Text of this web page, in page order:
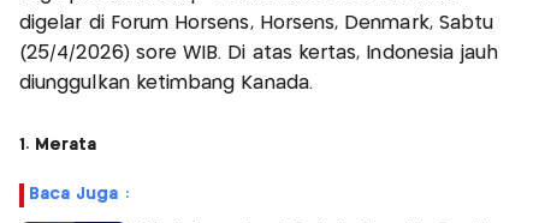
digelar di Forum Horsens, Horsens, Denmark, Sabtu
(25/4/2026) sore WIB. Di atas kertas, Indonesia jauh
diunggulkan ketimbang Kanada.
1. Merata
Baca Juga :